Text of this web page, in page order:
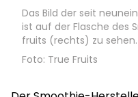
Das Bild der seit
ist auf der Flasche des
fruits (rechts) zu sehen.
Foto: True Fruits